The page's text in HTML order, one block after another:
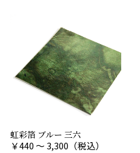
虹彩箔 ブルー 三六
￥440 ～ 3,300 （税込）